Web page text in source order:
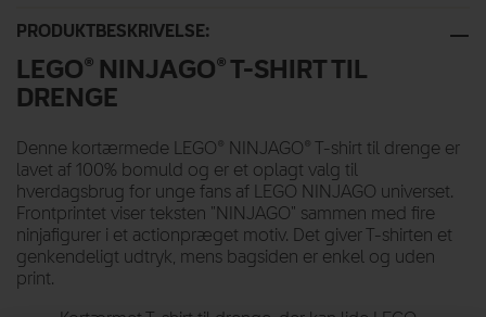
PRODUKTBESKRIVELSE:
LEGO® NINJAGO® T-SHIRT TIL
DRENGE
Denne kortærmede LEGO® NINJAGO® T-shirt til drenge er
lavet af 100% bomuld og er et oplagt valg til
hverdagsbrug for unge fans af LEGO NINJAGO universet.
Frontprintet viser teksten "NINJAGO" sammen med fire
ninjafigurer i et actionpræget motiv. Det giver T-shirten et
genkendeligt udtryk, mens bagsiden er enkel og uden
print.